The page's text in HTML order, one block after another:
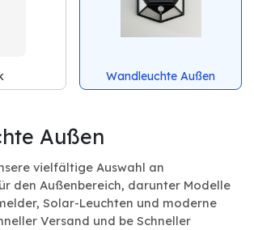
Wandleuchte Außen
Außen
vielfältige Auswahl an
den Außenbereich, darunter Modelle
Solar-Leuchten und moderne
Versand und be Schneller